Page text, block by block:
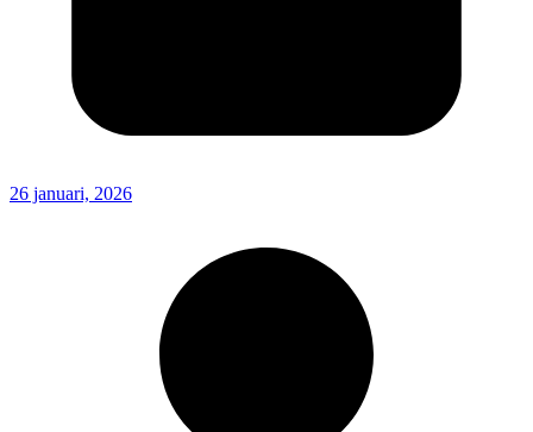
26 januari, 2026